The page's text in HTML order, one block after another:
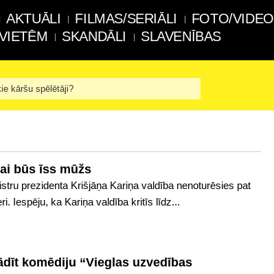
AKTUĀLI FILMAS/SERIĀLI FOTO/VIDEO
SKANDĀLI SLAVENĪBAS
kāršu spēlētāji?
būs īss mūžs
prezidenta Krišjāņa Kariņa valdība nenoturēsies pat
Iespēju, ka Kariņa valdība kritīs līdz...
komēdiju “Vieglas uzvedības